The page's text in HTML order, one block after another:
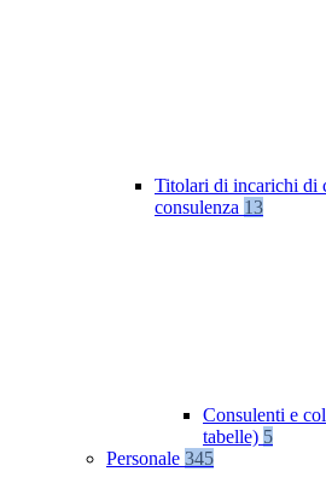
Titolari di incarichi di
consulenza 13
Consulenti e
tabelle) 5
Personale 345